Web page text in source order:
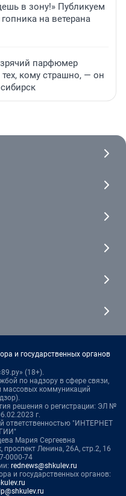
в зону!» Публикуем
на ветерана
парфюмер
кому страшно, — он
и государственных органов
(18+).
по надзору в сфере связи,
массовых коммуникаций
решения о регистрации: ЭЛ №
г.
ответственностью "ИНТЕРНЕТ
Мария Сергеевна
Ленина, 26А, стр.2, 16
0000-74
rednews@shkulev.ru
и государственных органов: